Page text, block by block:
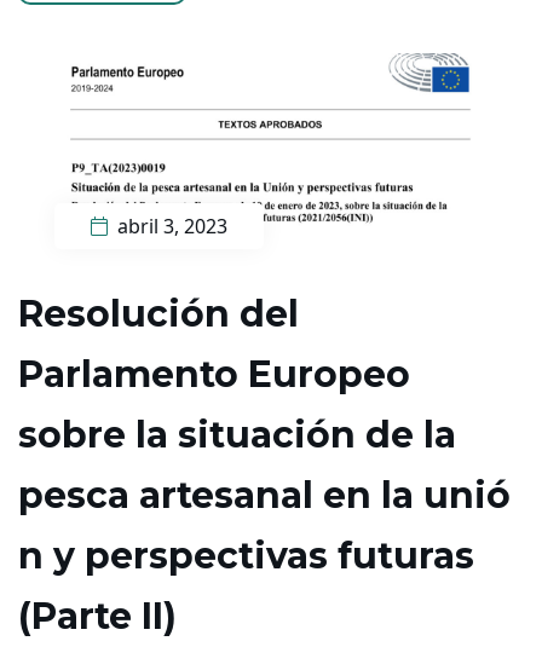
abril 3, 2023
Resolució​n del
Parlamento Europeo
sobre la situación de la
pesca artesanal en la unió​
n y perspectivas futuras
(Parte II)